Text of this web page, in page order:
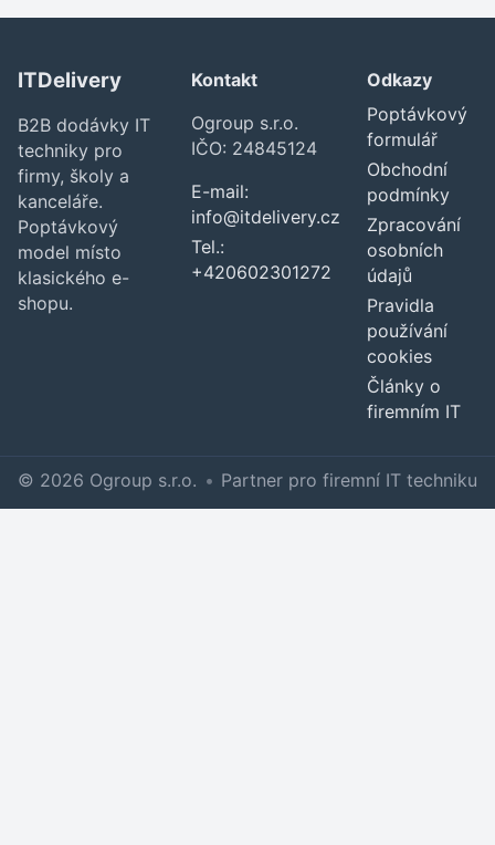
ITDelivery
B2B dodávky IT
techniky pro
firmy, školy a
kanceláře.
Poptávkový
model místo
klasického e-
shopu.
Kontakt
Ogroup s.r.o.
IČO: 24845124
E-mail:
info@itdelivery.cz
Tel.:
+420602301272
Odkazy
Poptávkový
formulář
Obchodní
podmínky
Zpracování
osobních
údajů
Pravidla
používání
cookies
Články o
firemním IT
© 2026 Ogroup s.r.o. • Partner pro firemní IT techniku